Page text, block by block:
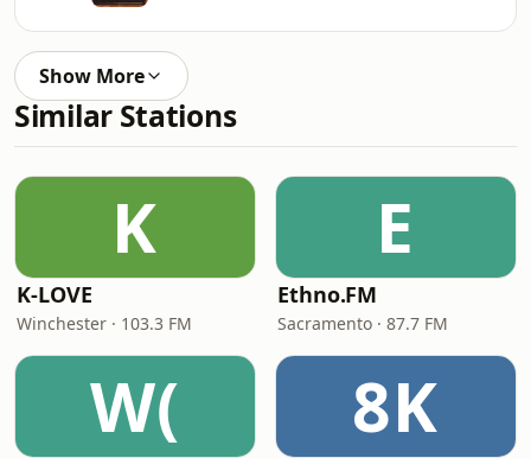
Show More
Similar Stations
K
K-LOVE
Winchester · 103.3 FM
E
Ethno.FM
Sacramento · 87.7 FM
W( 8K